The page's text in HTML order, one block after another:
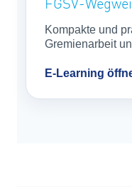
FGSV-
Kompakte und
Gremienarbeit
E-Learning